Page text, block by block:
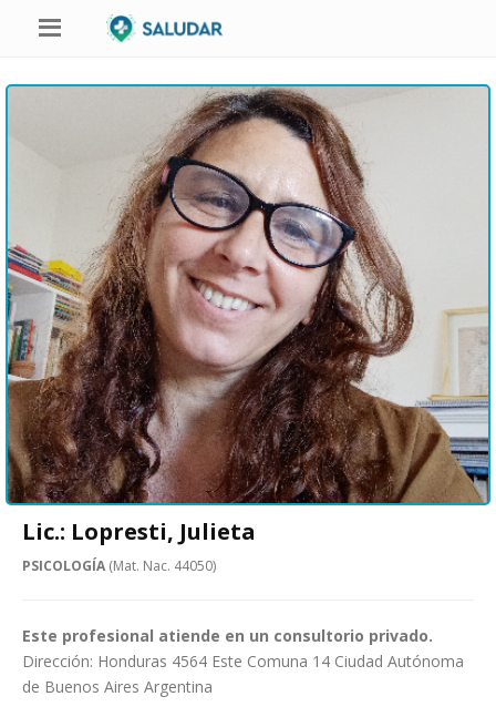
Lic.: Lopresti, Julieta
PSICOLOGÍA (Mat. Nac. 44050)
Este profesional atiende en un consultorio privado.
Dirección: Honduras 4564 Este Comuna 14 Ciudad Autónoma
de Buenos Aires Argentina